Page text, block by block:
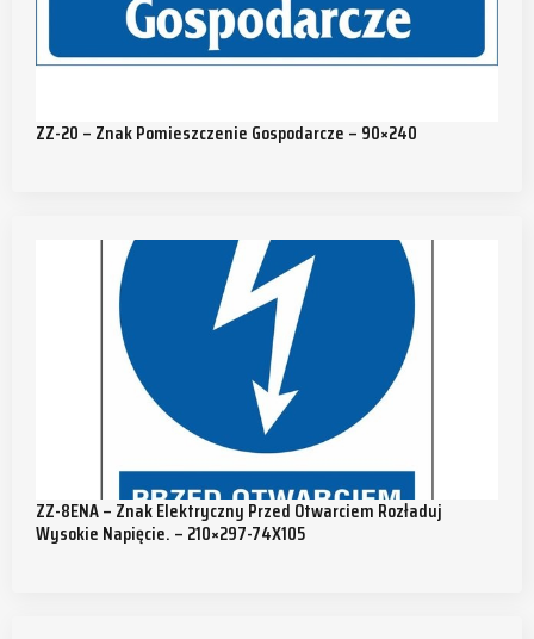
ZZ-20 – Znak Pomieszczenie Gospodarcze – 90×240
ZZ-8ENA – Znak Elektryczny Przed Otwarciem Rozładuj
Wysokie Napięcie. – 210×297-74X105